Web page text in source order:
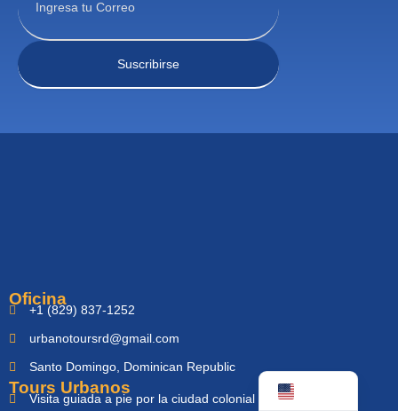
Oficina
+1 (829) 837-1252
urbanotoursrd@gmail.com
Santo Domingo, Dominican Republic
Tours Urbanos
Visita guiada a pie por la ciudad colonial